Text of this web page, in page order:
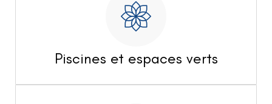
Piscines et espaces verts